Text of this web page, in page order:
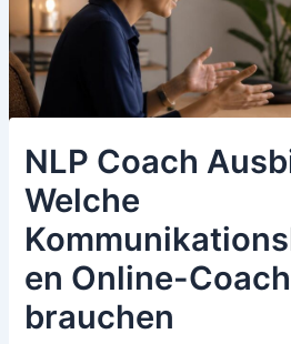
NLP Coach
Welche
en Online-
brauchen